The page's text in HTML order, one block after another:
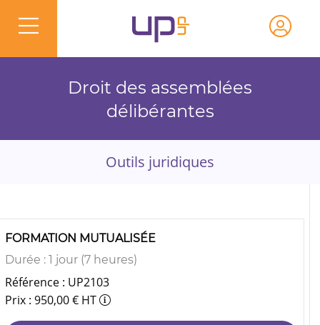
Droit des assemblées
délibérantes
Outils juridiques
FORMATION MUTUALISÉE
Durée : 1 jour (7 heures)
Référence : UP2103
Prix : 950,00 € HT